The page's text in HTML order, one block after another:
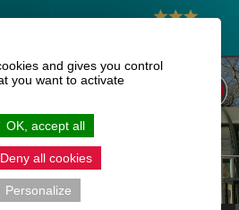
and gives you control
you want to activate
OK, accept all
Deny all cookies
Personalize